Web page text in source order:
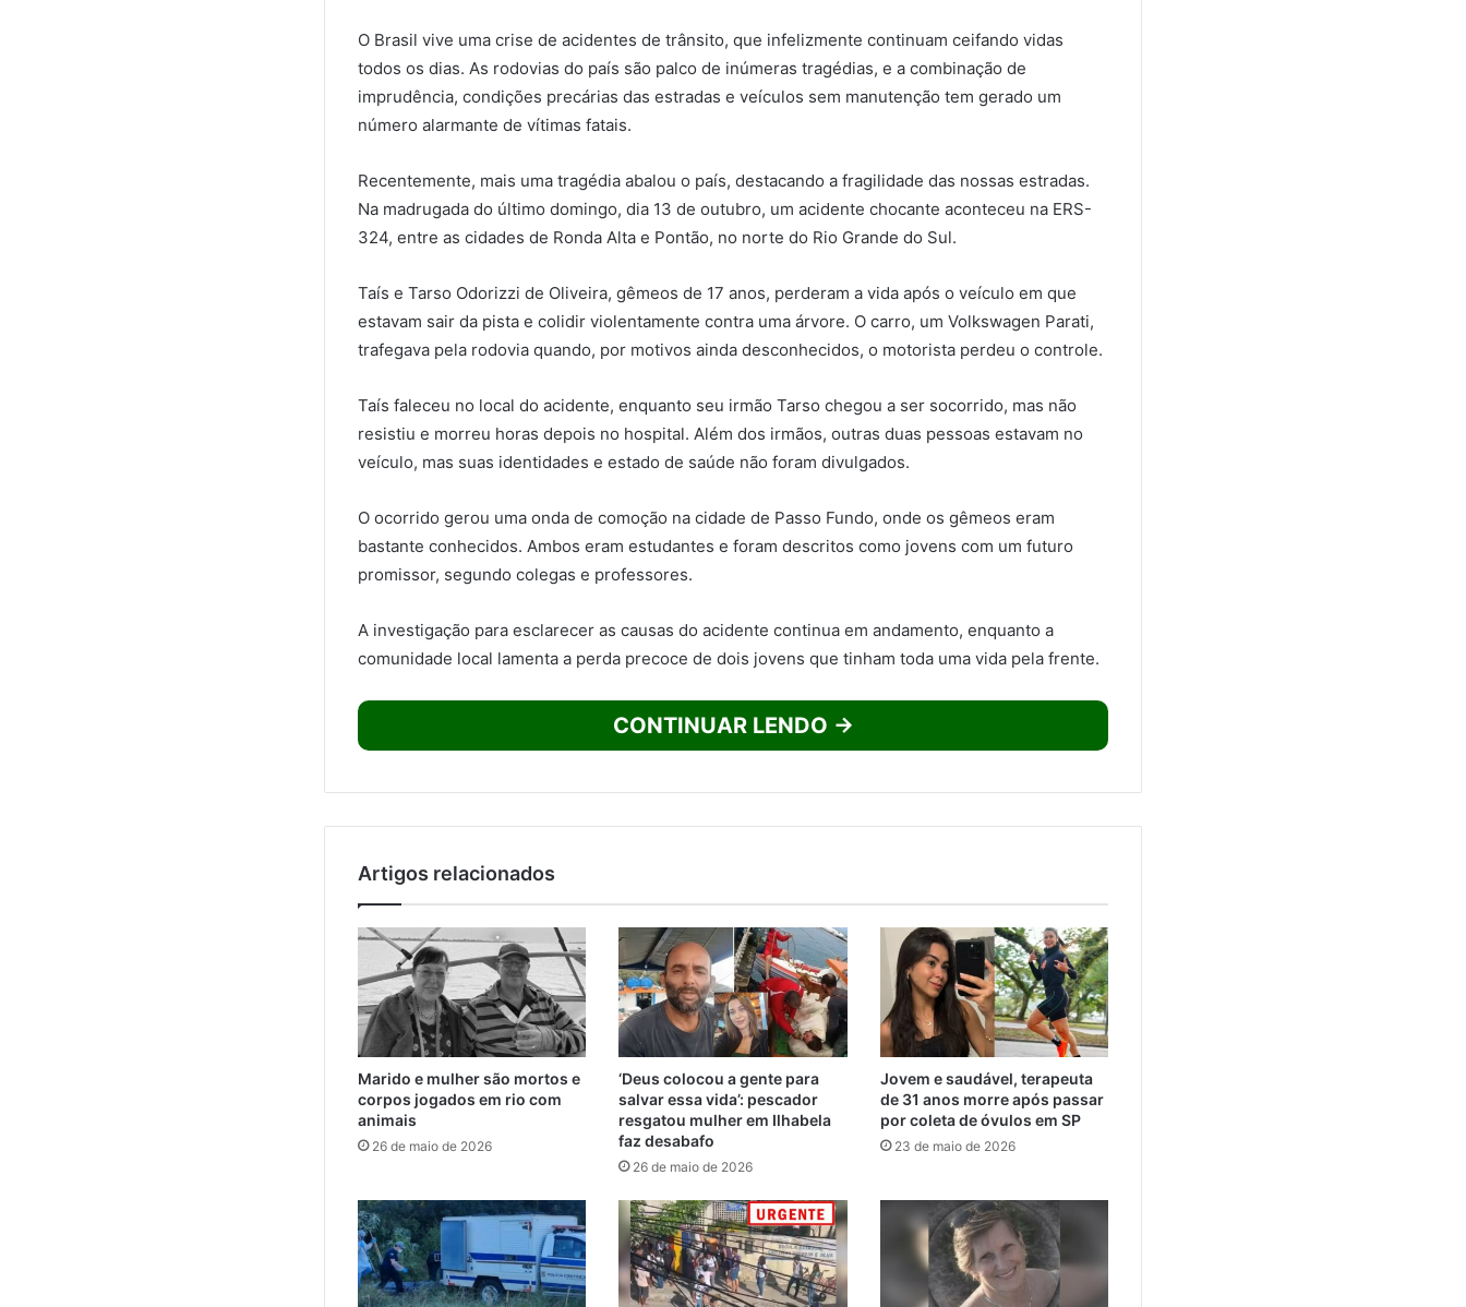
O Brasil vive uma crise de acidentes de trânsito, que infelizmente continuam ceifando vidas
todos os dias. As rodovias do país são palco de inúmeras tragédias, e a combinação de
imprudência, condições precárias das estradas e veículos sem manutenção tem gerado um
número alarmante de vítimas fatais.
Recentemente, mais uma tragédia abalou o país, destacando a fragilidade das nossas estradas.
Na madrugada do último domingo, dia 13 de outubro, um acidente chocante aconteceu na ERS-
324, entre as cidades de Ronda Alta e Pontão, no norte do Rio Grande do Sul.
Taís e Tarso Odorizzi de Oliveira, gêmeos de 17 anos, perderam a vida após o veículo em que
estavam sair da pista e colidir violentamente contra uma árvore. O carro, um Volkswagen Parati,
trafegava pela rodovia quando, por motivos ainda desconhecidos, o motorista perdeu o controle.
Taís faleceu no local do acidente, enquanto seu irmão Tarso chegou a ser socorrido, mas não
resistiu e morreu horas depois no hospital. Além dos irmãos, outras duas pessoas estavam no
veículo, mas suas identidades e estado de saúde não foram divulgados.
O ocorrido gerou uma onda de comoção na cidade de Passo Fundo, onde os gêmeos eram
bastante conhecidos. Ambos eram estudantes e foram descritos como jovens com um futuro
promissor, segundo colegas e professores.
A investigação para esclarecer as causas do acidente continua em andamento, enquanto a
comunidade local lamenta a perda precoce de dois jovens que tinham toda uma vida pela frente.
CONTINUAR LENDO →
Artigos relacionados
Marido e mulher são mortos e
corpos jogados em rio com
animais
26 de maio de 2026
‘Deus colocou a gente para
salvar essa vida’: pescador
resgatou mulher em Ilhabela
faz desabafo
26 de maio de 2026
Jovem e saudável, terapeuta
de 31 anos morre após passar
por coleta de óvulos em SP
23 de maio de 2026